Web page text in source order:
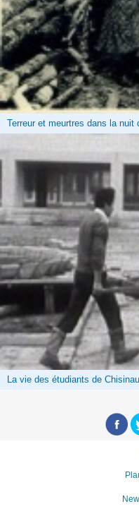
Terreur et meurtres dans la nuit
La vie des étudiants de